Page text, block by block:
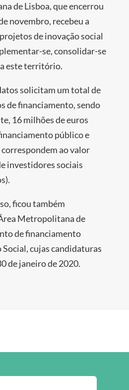
de Lisboa, que encerrou
novembro, recebeu a
de inovação social
se, consolidar-se
este território.
solicitam um total de
de financiamento, sendo
16 milhões de euros
público e
ao valor
investidores sociais
ficou também
Metropolitana de
de financiamento
cujas candidaturas
de janeiro de 2020.